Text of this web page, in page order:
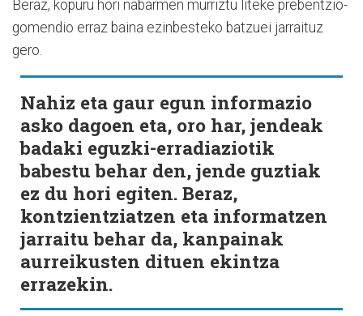
Beraz, kopuru hori nabarmen murriztu liteke prebentzio-
gomendio erraz baina ezinbesteko batzuei jarraituz
gero.
Nahiz eta gaur egun informazio
asko dagoen eta, oro har, jendeak
badaki eguzki-erradiaziotik
babestu behar den, jende guztiak
ez du hori egiten. Beraz,
kontzientziatzen eta informatzen
jarraitu behar da, kanpainak
aurreikusten dituen ekintza
errazekin.